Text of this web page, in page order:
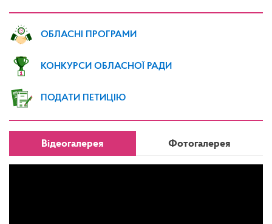
ОБЛАСНІ ПРОГРАМИ
КОНКУРСИ ОБЛАСНОЇ РАДИ
ПОДАТИ ПЕТИЦІЮ
Відеогалерея Фотогалерея